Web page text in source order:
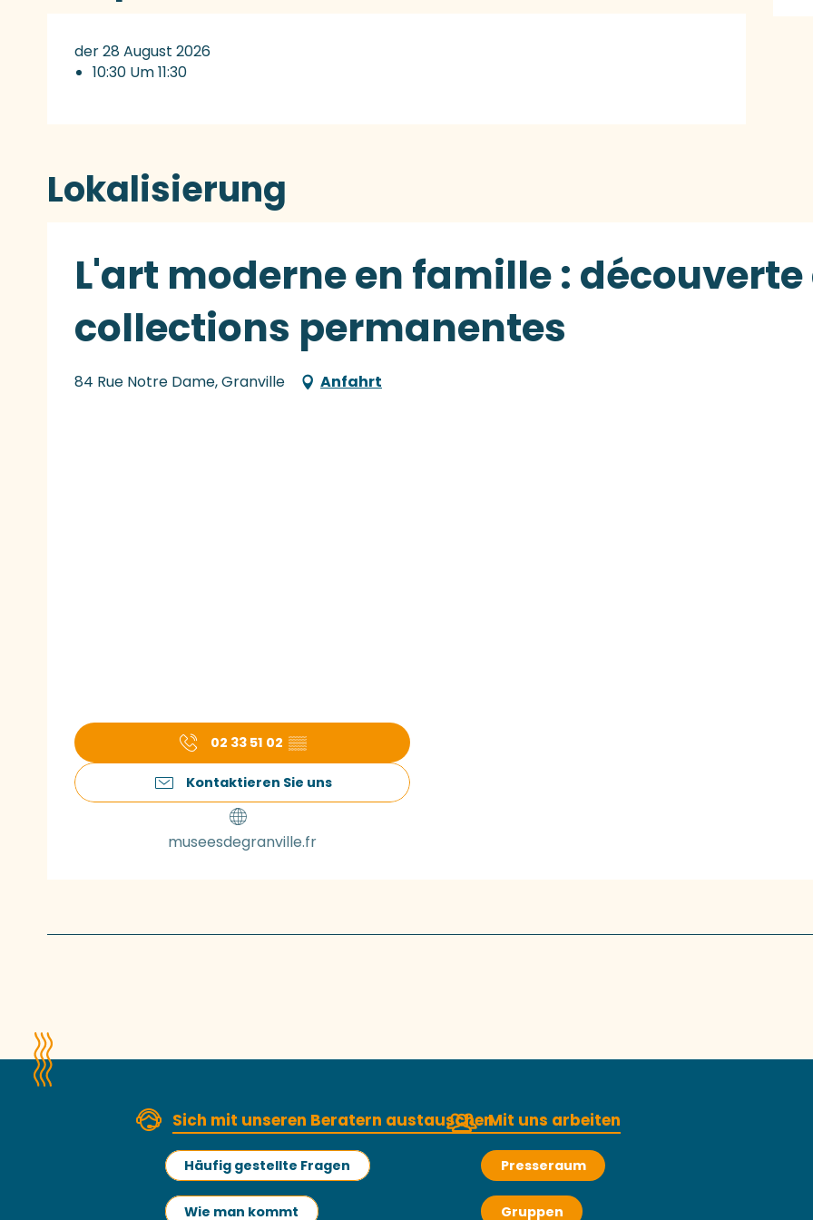
der 28 August 2026
10:30 Um 11:30
Lokalisierung
L'art moderne en famille : découverte
collections permanentes
84 Rue Notre Dame, Granville Anfahrt
02 33 51 02 ▒▒
Kontaktieren Sie uns
museesdegranville.fr
Sich mit unseren Beratern austauschen
Häufig gestellte Fragen
Wie man kommt
Mit uns arbeiten
Presseraum
Gruppen